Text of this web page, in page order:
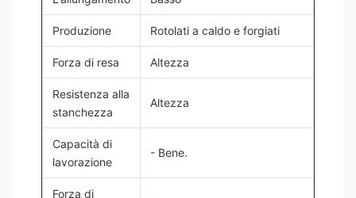
Produzione Rotolati a caldo e forgiati
Forza di resa Altezza
Resistenza alla
stanchezza
Altezza
Capacità di
lavorazione
- Bene.
Forza di